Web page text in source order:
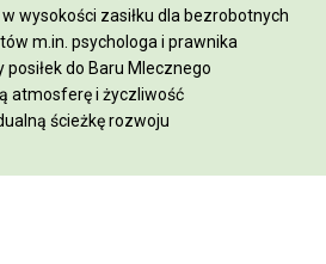
wysokości zasiłku dla bezrobotnych
m.in. psychologa i prawnika
posiłek do Baru Mlecznego
atmosferę i życzliwość
ścieżkę rozwoju